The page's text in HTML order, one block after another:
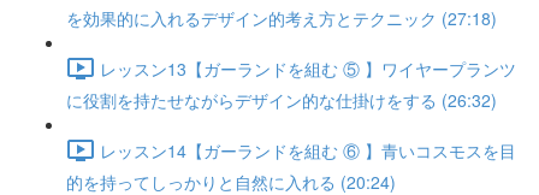
を効果的に入れるデザイン的考え方とテクニック (27:18)
レッスン13【ガーランドを組む ⑤ 】ワイヤープランツ
に役割を持たせながらデザイン的な仕掛けをする (26:32)
レッスン14【ガーランドを組む ⑥ 】青いコスモスを目
的を持ってしっかりと自然に入れる (20:24)